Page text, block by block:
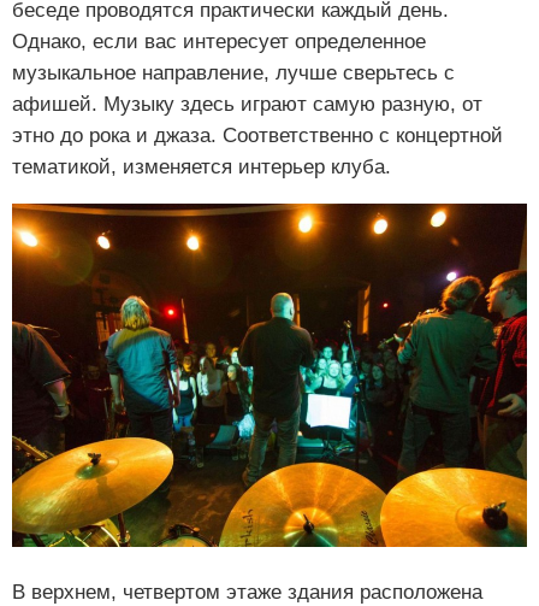
беседе проводятся практически каждый день.
Однако, если вас интересует определенное
музыкальное направление, лучше сверьтесь с
афишей. Музыку здесь играют самую разную, от
этно до рока и джаза. Соответственно с концертной
тематикой, изменяется интерьер клуба.
В верхнем, четвертом этаже здания расположена